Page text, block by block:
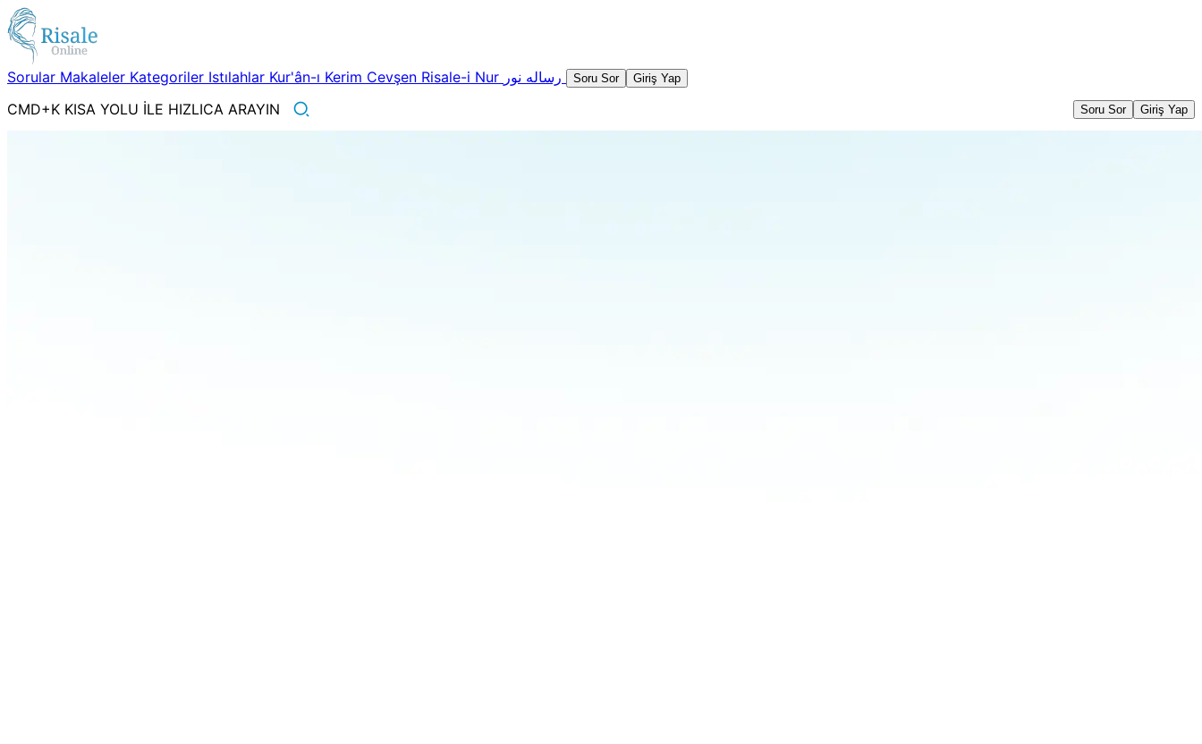
Sorular Makaleler Kategoriler Istılahlar Kur'ân-ı Kerim Cevşen Risale-i Nur Soru Sor Giriş Yap
CMD+K KISA YOLU İLE HIZLICA ARAYIN Soru Sor Giriş Yap